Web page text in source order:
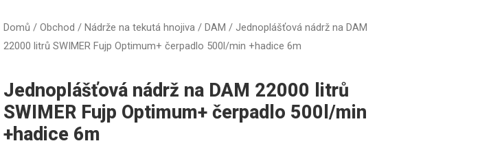
Domů / Obchod / Nádrže na tekutá hnojiva / DAM / Jednoplášťová nádrž na DAM
22000 litrů SWIMER Fujp Optimum+ čerpadlo 500l/min +hadice 6m
Jednoplášťová nádrž na DAM 22000 litrů
SWIMER Fujp Optimum+ čerpadlo 500l/min
+hadice 6m